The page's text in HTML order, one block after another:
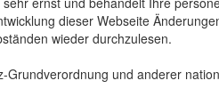
dieser Webseite
wieder durchzulesen.
Grundverordnung und anderer